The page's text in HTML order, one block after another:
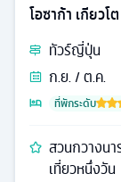
โอซาก้า เกียวโต
ทัวร์ญี่ปุ่น
ก.ย. / ต.ค.
ที่พักระดับ
สวนกวางน
เที่ยวหนึ่งวัน